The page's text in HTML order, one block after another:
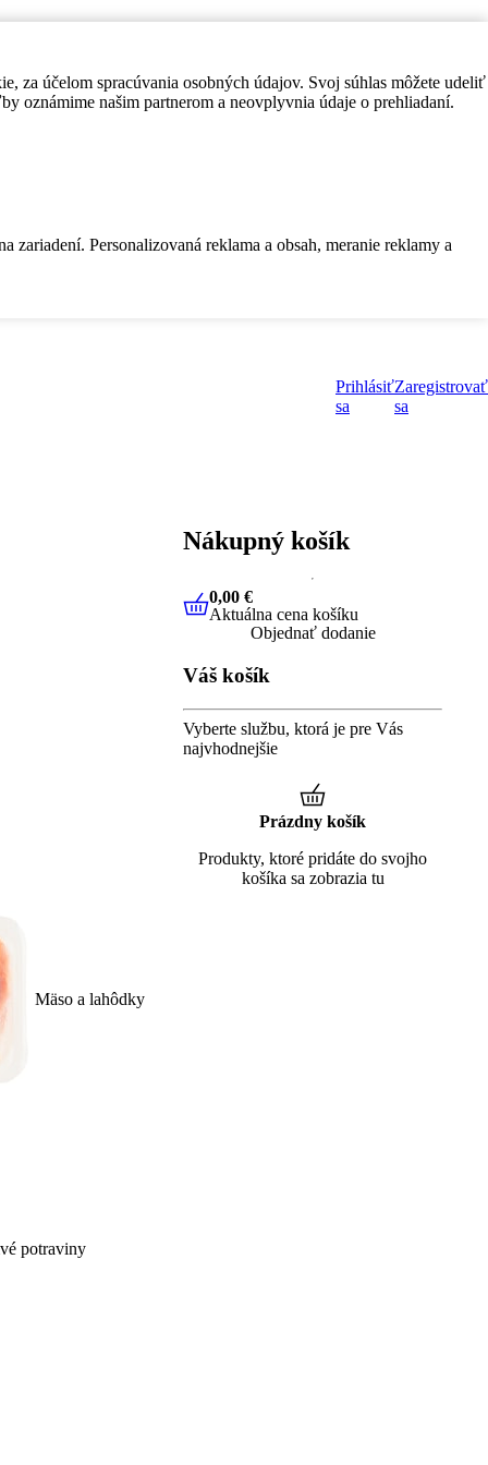
za účelom spracúvania osobných údajov. Svoj súhlas môžete udeliť
oznámime našim partnerom a neovplyvnia údaje o prehliadaní.
Personalizovaná reklama a obsah, meranie reklamy a
Prihlásiť
sa
Zaregistrovať
sa
Mäso a lahôdky
potraviny
Nákupný košík
0,00 €Aktuálna cena košíku
0,00 €
Aktuálna cena košíku
Objednať dodanie
Váš košík
Vyberte službu, ktorá je pre Vás
najvhodnejšie
Prázdny košík
Produkty, ktoré pridáte do svojho
košíka sa zobrazia tu